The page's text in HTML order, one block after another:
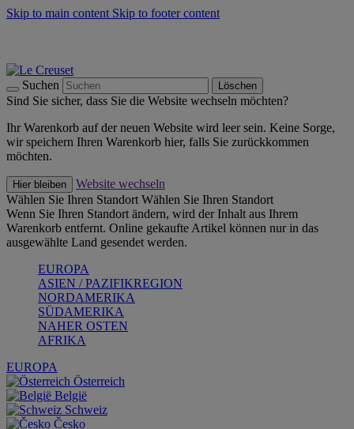
Skip to main content Skip to footer content
Suchen Löschen
Sind Sie sicher, dass Sie die Website wechseln möchten?
Ihr Warenkorb auf der neuen Website wird leer sein. Keine Sorge,
wir speichern Ihren Warenkorb hier, falls Sie zurückkommen
möchten.
Hier bleiben
Website wechseln
Wählen Sie Ihren Standort Wählen Sie Ihren Standort
Wenn Sie Ihren Standort ändern, wird der Inhalt aus Ihrem
Warenkorb entfernt. Online gekaufte Artikel können nur in das
ausgewählte Land gesendet werden.
EUROPA
ASIEN / PAZIFIKREGION
NORDAMERIKA
SÜDAMERIKA
NAHER OSTEN
AFRIKA
EUROPA
Österreich
België
Schweiz
Česko